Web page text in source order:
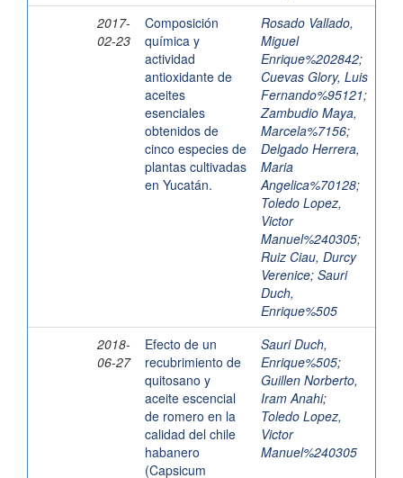
2017-
02-23
Composición
química y
actividad
antioxidante de
aceites
esenciales
obtenidos de
cinco especies de
plantas cultivadas
en Yucatán.
Rosado Vallado,
Miguel
Enrique%202842;
Cuevas Glory, Luis
Fernando%95121;
Zambudio Maya,
Marcela%7156;
Delgado Herrera,
Maria
Angelica%70128;
Toledo Lopez,
Victor
Manuel%240305;
Ruiz Ciau, Durcy
Verenice; Sauri
Duch,
Enrique%505
2018-
06-27
Efecto de un
recubrimiento de
quitosano y
aceite escencial
de romero en la
calidad del chile
habanero
(Capsicum
Sauri Duch,
Enrique%505;
Guillen Norberto,
Iram Anahi;
Toledo Lopez,
Victor
Manuel%240305